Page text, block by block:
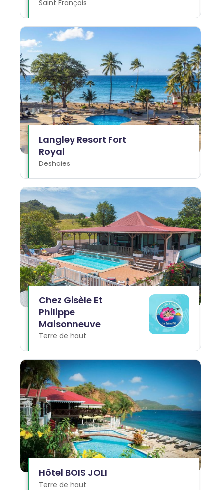
Saint François
Langley Resort Fort
Royal
Deshaies
Chez Gisèle Et
Philippe
Maisonneuve
Terre de haut
Hôtel BOIS JOLI
Terre de haut